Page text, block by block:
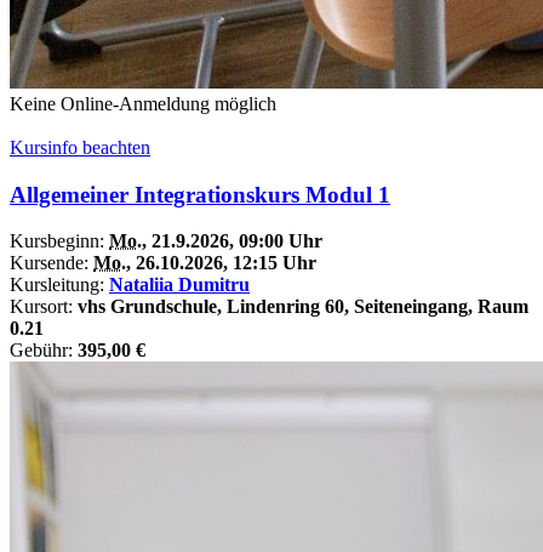
Keine Online-Anmeldung möglich
Kursinfo beachten
Allgemeiner Integrationskurs Modul 1
Kursbeginn: Mo., 21.9.2026, 09:00 Uhr
Kursende: Mo., 26.10.2026, 12:15 Uhr
Kursleitung: Nataliia Dumitru
Kursort: vhs Grundschule, Lindenring 60, Seiteneingang, Raum
0.21
Gebühr: 395,00 €